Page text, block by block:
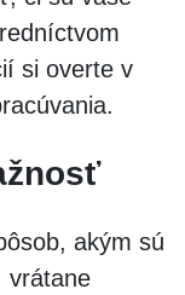
si overte v
akým sú
vrátane